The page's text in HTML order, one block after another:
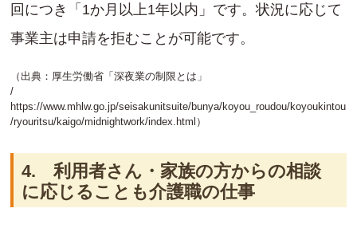
回につき「1か月以上1年以内」です。状況に応じて
事業主は申請を拒むことが可能です。
（出典：厚生労働省「深夜業の制限とは」
/
https://www.mhlw.go.jp/seisakunitsuite/bunya/koyou_roudou/koyoukintou
/ryouritsu/kaigo/midnightwork/index.html ）
4. 利用者さん・家族の方からの相談
に応じることも介護職の仕事